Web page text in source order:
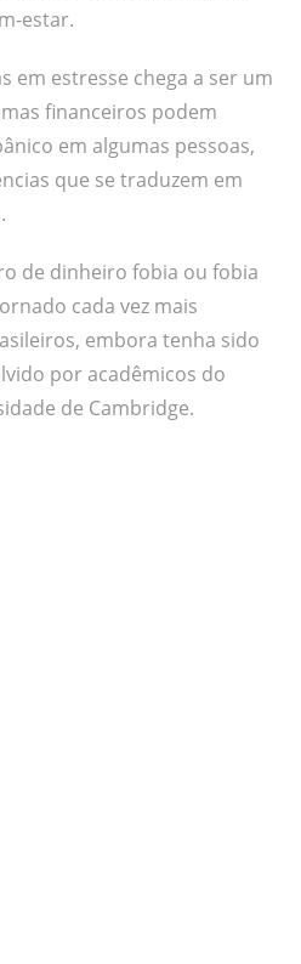
estar.
em estresse chega a ser um
financeiros podem
em algumas pessoas,
que se traduzem em
de dinheiro fobia ou fobia
cada vez mais
embora tenha sido
por acadêmicos do
de Cambridge.